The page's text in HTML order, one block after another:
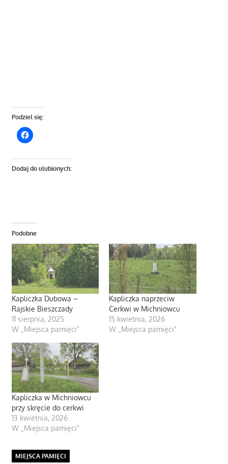
Podziel się:
Dodaj do ulubionych:
Podobne
Kapliczka Dubowa –
Rajskie Bieszczady
11 sierpnia, 2025
W „Miejsca pamięci"
Kapliczka naprzeciw
Cerkwi w Michniowcu
15 kwietnia, 2026
W „Miejsca pamięci"
Kapliczka w Michniowcu
przy skręcie do cerkwi
13 kwietnia, 2026
W „Miejsca pamięci"
MIEJSCA PAMIĘCI